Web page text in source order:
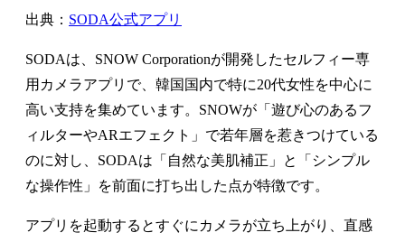
出典： SODA公式アプリ
SODAは、SNOW Corporationが開発したセルフィー専
用カメラアプリで、韓国国内で特に20代女性を中心に
高い支持を集めています。SNOWが「遊び心のあるフ
ィルターやARエフェクト」で若年層を惹きつけている
のに対し、SODAは「自然な美肌補正」と「シンプル
な操作性」を前面に打ち出した点が特徴です。
アプリを起動するとすぐにカメラが立ち上がり、直感